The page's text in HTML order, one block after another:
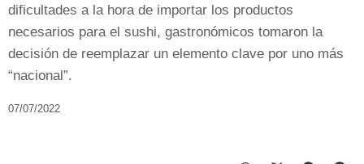
dificultades a la hora de importar los productos
necesarios para el sushi, gastronómicos tomaron la
decisión de reemplazar un elemento clave por uno más
“nacional”.
07/07/2022